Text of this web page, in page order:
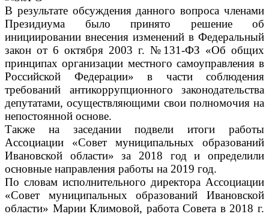
В результате обсуждения данного вопроса членами
Президиума было принято решение об
инициировании внесения изменений в Федеральный
закон от 6 октября 2003 г. №131-ФЗ «Об общих
принципах организации местного самоуправления в
Российской Федерации» в части соблюдения
требований антикоррупционного законодательства
депутатами, осуществляющими свои полномочия на
непостоянной основе.
Также на заседании подвели итоги работы
Ассоциации «Совет муниципальных образований
Ивановской области» за 2018 год и определили
основные направления работы на 2019 год.
По словам исполнительного директора Ассоциации
«Совет муниципальных образований Ивановской
области» Марии Климовой, работа Совета в 2018 г.